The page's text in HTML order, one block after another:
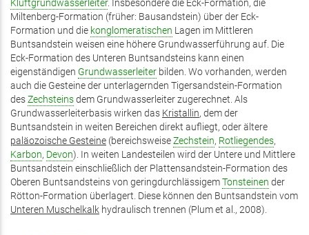
Kluftgrundwasserleiter. Insbesondere die Eck-Formation, die
Miltenberg-Formation (früher: Bausandstein) über der Eck-
Formation und die konglomeratischen Lagen im Mittleren
Buntsandstein weisen eine höhere Grundwasserführung auf. Die
Eck-Formation des Unteren Buntsandsteins kann einen
eigenständigen Grundwasserleiter bilden. Wo vorhanden, werden
auch die Gesteine der unterlagernden Tigersandstein-­Formation
desZechsteinsdem Grundwasserleiter zugerechnet. Als
Grundwasserleiterbasis wirken das Kristallin, dem der
Buntsandstein in weiten Bereichen direkt aufliegt, oder ältere
paläozoische Gesteine (bereichsweiseZechstein, Rotliegendes,
Karbon, Devon). In weiten Landesteilen wird der Untere und Mittlere
Buntsandstein einschließlich der Plattensandstein-Formation des
Oberen Buntsandsteins von geringdurchlässigemTonsteinen der
Rötton-Formation überlagert. Diese können den Buntsandstein vom
Unteren Muschelkalk hydraulisch trennen (Plum et al., 2008).